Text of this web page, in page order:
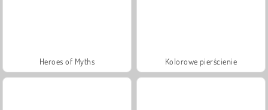
Heroes of Myths Kolorowe pierścienie